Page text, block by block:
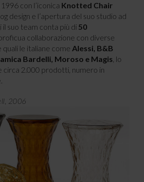
con l’iconica Knotted Chair
design e l’apertura del suo studio ad
il suo team conta più di50
collaborazione con diverse
le italiane come Alessi, B&B
Bardelli, Moroso e Magis , lo
circa 2.000 prodotti, numero in
2006